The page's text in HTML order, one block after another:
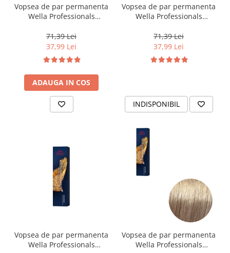
Vopsea de par permanenta
Wella Professionals
Castaniu Deschis Natural,
60 ml
71,39 Lei
37,99 Lei
ADAUGA IN COS
Vopsea de par permanenta
Wella Professionals
Castaniu Deschis Castaniu
Auriu, 60 ml
71,39 Lei
37,99 Lei
INDISPONIBIL
Vopsea de par permanenta
Wella Professionals
Vopsea de par permanenta
Wella Professionals